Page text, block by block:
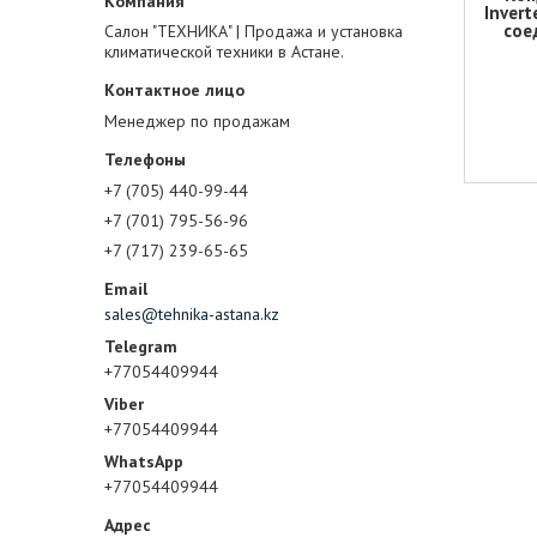
Салон "ТЕХНИКА" | Продажа и установка
климатической техники в Астане.
Менеджер по продажам
+7 (705) 440-99-44
+7 (701) 795-56-96
+7 (717) 239-65-65
sales@tehnika-astana.kz
+77054409944
+77054409944
+77054409944